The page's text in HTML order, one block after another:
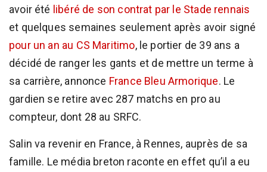
avoir été libéré de son contrat par le Stade rennais
et quelques semaines seulement après avoir signé
pour un an au CS Maritimo, le portier de 39 ans a
décidé de ranger les gants et de mettre un terme à
sa carrière, annonce France Bleu Armorique. Le
gardien se retire avec 287 matchs en pro au
compteur, dont 28 au SRFC.
Salin va revenir en France, à Rennes, auprès de sa
famille. Le média breton raconte en effet qu’il a eu